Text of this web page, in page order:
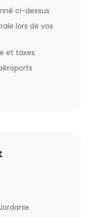
ci-dessus
lors de vos
et taxes